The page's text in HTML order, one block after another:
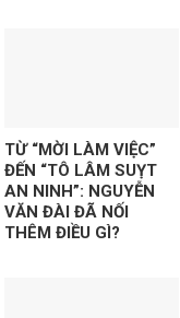
TỪ “MỜI LÀM VIỆC”
ĐẾN “TÔ LÂM SUỴT
AN NINH”: NGUYỄN
VĂN ĐÀI ĐÃ NỐI
THÊM ĐIỀU GÌ?